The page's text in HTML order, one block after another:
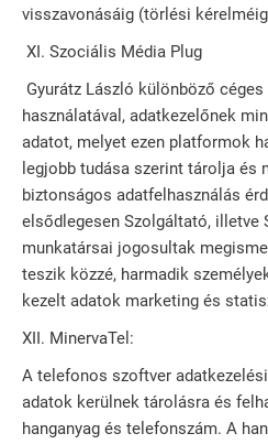
visszavonásáig (törlési
XI. Szociális Média Plug
Gyurátz László különböző
használatával, adatkezelőnek
adatot, melyet ezen platformok
legjobb tudása szerint tárolja és
biztonságos adatfelhasználás
elsődlegesen Szolgáltató, illetve
munkatársai jogosultak
teszik közzé, harmadik
kezelt adatok marketing és
XII. MinervaTel:
A telefonos szoftver
adatok kerülnek tárolásra és
hanganyag és telefonszám. A